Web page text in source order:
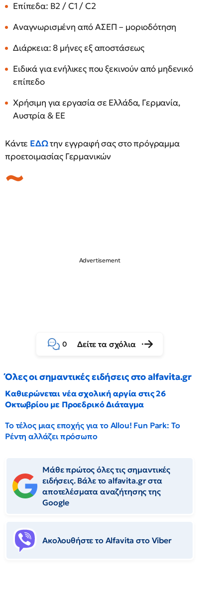
Επίπεδα: Β2 / C1 / C2
Αναγνωρισμένη από ΑΣΕΠ – μοριοδότηση
Διάρκεια: 8 μήνες εξ αποστάσεως
Ειδικά για ενήλικες που ξεκινούν από μηδενικό
επίπεδο
Χρήσιμη για εργασία σε Ελλάδα, Γερμανία,
Αυστρία & ΕΕ
Κάντε ΕΔΩτην εγγραφή σας στο πρόγραμμα
προετοιμασίας Γερμανικών
0 Δείτε τα σχόλια
Όλες οι σημαντικές ειδήσεις στο alfavita.gr
Καθιερώνεται νέα σχολική αργία στις 26
Οκτωβρίου με Προεδρικό Διάταγμα
Το τέλος μιας εποχής για το Allou! Fun Park: Το
Ρέντη αλλάζει πρόσωπο
Μάθε πρώτος όλες τις σημαντικές
ειδήσεις. Βάλε το alfavita.gr στα
αποτελέσματα αναζήτησης της
Google
Ακολουθήστε το Αlfavita στο Viber